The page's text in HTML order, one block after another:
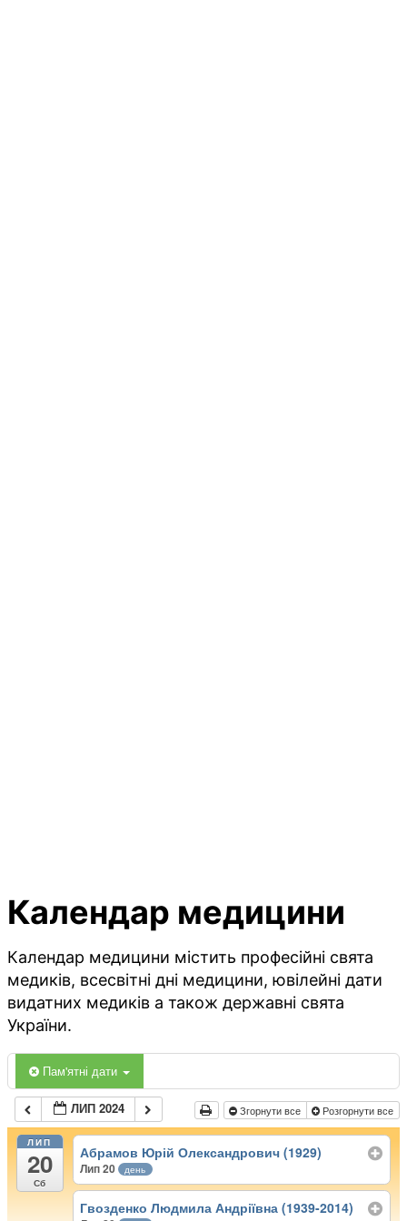
Календар медицини
Календар медицини містить професійні свята
медиків, всесвітні дні медицини, ювілейні дати
видатних медиків а також державні свята
України.
Пам'ятні дати
ЛИП 2024 Згорнути все Розгорнути все
ЛИП
20
Сб
Абрамов Юрій Олександрович (1929)
Лип 20 день
Гвозденко Людмила Андріївна (1939-2014)